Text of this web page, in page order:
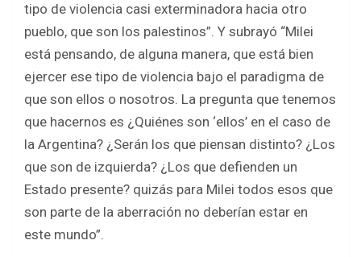
tipo de violencia casi exterminadora hacia otro
pueblo, que son los palestinos”. Y subrayó “Milei
está pensando, de alguna manera, que está bien
ejercer ese tipo de violencia bajo el paradigma de
que son ellos o nosotros. La pregunta que tenemos
que hacernos es ¿Quiénes son ‘ellos’ en el caso de
la Argentina? ¿Serán los que piensan distinto? ¿Los
que son de izquierda? ¿Los que defienden un
Estado presente? quizás para Milei todos esos que
son parte de la aberración no deberían estar en
este mundo”.